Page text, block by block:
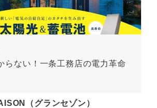
らない！一条工務店の電力革命
（グランセゾン）